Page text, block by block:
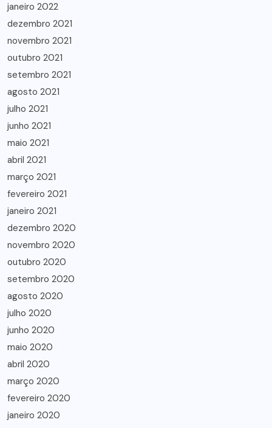
janeiro 2022
dezembro 2021
novembro 2021
outubro 2021
setembro 2021
agosto 2021
julho 2021
junho 2021
maio 2021
abril 2021
março 2021
fevereiro 2021
janeiro 2021
dezembro 2020
novembro 2020
outubro 2020
setembro 2020
agosto 2020
julho 2020
junho 2020
maio 2020
abril 2020
março 2020
fevereiro 2020
janeiro 2020